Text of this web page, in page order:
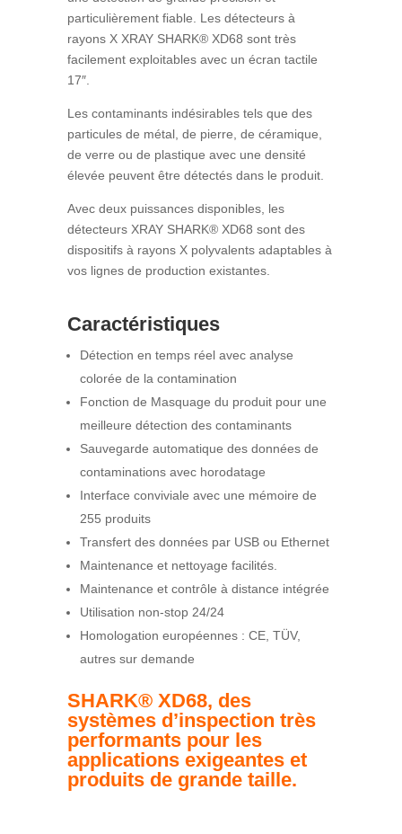
particulièrement fiable. Les détecteurs à
rayons X XRAY SHARK® XD68 sont très
facilement exploitables avec un écran tactile
17″.
Les contaminants indésirables tels que des
particules de métal, de pierre, de céramique,
de verre ou de plastique avec une densité
élevée peuvent être détectés dans le produit.
Avec deux puissances disponibles, les
détecteurs XRAY SHARK® XD68 sont des
dispositifs à rayons X polyvalents adaptables à
vos lignes de production existantes.
Caractéristiques
Détection en temps réel avec analyse
colorée de la contamination
Fonction de Masquage du produit pour une
meilleure détection des contaminants
Sauvegarde automatique des données de
contaminations avec horodatage
Interface conviviale avec une mémoire de
255 produits
Transfert des données par USB ou Ethernet
Maintenance et nettoyage facilités.
Maintenance et contrôle à distance intégrée
Utilisation non-stop 24/24
Homologation européennes : CE, TÜV,
autres sur demande
SHARK® XD68, des
systèmes d’inspection très
performants pour les
applications exigeantes et
produits de grande taille.